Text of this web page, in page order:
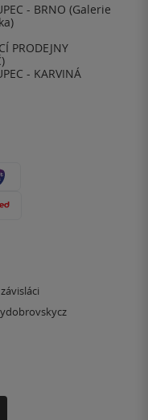
- BRNO (Galerie
PRODEJNY
- KARVINÁ